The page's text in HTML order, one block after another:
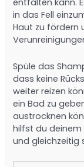
entfalten kann.
in das Fell
Haut zu fördern
Spüle das
dass keine
weiter reizen
ein Bad zu
austrocknen
hilfst du deinem
und gleichzeitig